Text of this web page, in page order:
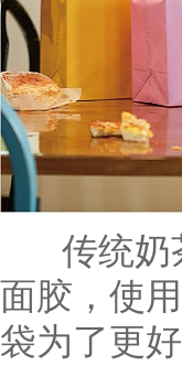
传统奶
面胶，使
袋为了更